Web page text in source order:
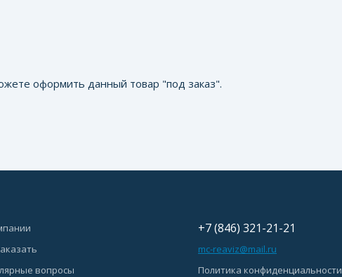
оформить данный товар "под заказ".
вопросы
+7 (846) 321-21-21
mc-reaviz@mail.ru
Политика конфиденциальности